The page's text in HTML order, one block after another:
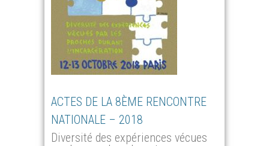
ACTES DE LA 8ÈME RENCONTRE
NATIONALE – 2018
Diversité des expériences vécues